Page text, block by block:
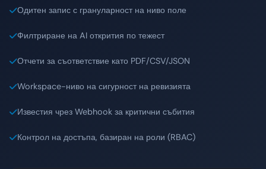
Одитен запис с грануларност на ниво поле
Филтриране на AI открития по тежест
Отчети за съответствие като PDF/CSV/JSON
Workspace-ниво на сигурност на ревизията
Известия чрез Webhook за критични събития
Контрол на достъпа, базиран на роли (RBAC)